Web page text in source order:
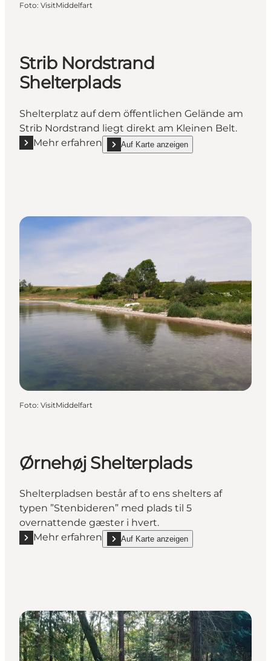
Foto: VisitMiddelfart
Strib Nordstrand
Shelterplads
Shelterplatz auf dem öffentlichen Gelände am
Strib Nordstrand liegt direkt am Kleinen Belt.
Mehr erfahren
Mehr erfahren "Strib Nordstrand Shelterplads"
Auf Karte anzeigen
show Strib Nordstrand Shelterplads on_map
Foto: VisitMiddelfart
Ørnehøj Shelterplads
Shelterpladsen består af to ens shelters af
typen ”Stenbideren” med plads til 5
overnattende gæster i hvert.
Mehr erfahren
Mehr erfahren "Ørnehøj Shelterplads"
Auf Karte anzeigen
show Ørnehøj Shelterplads on_map